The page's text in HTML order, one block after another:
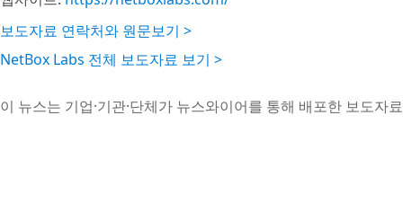
보도자료 연락처와 원문보기 >
NetBox Labs 전체 보도자료 보기 >
이 뉴스는 기업·기관·단체가 뉴스와이어를 통해 배포한 보도자